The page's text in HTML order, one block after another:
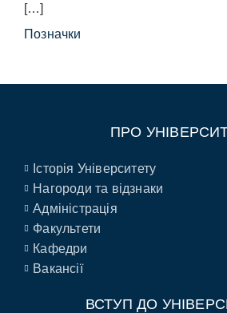
[…]
Позначки
ПРО
Історія Університету
Нагороди та відзнаки
Адміністрація
Факультети
Кафедри
Вакансії
ВСТУП ДО